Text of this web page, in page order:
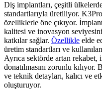
Diş implantları, çeşitli
standartlarıyla üretiliyor.
özelliklerle öne çıkıyor.
kalitesi ve inovasyon
katkılar sağlar. Özellikle elde
üretim standartları ve
Ayrıca sektörde artan
donatılmasını zorunlu
ve teknik detayları, kalıcı ve
oluşturuyor.